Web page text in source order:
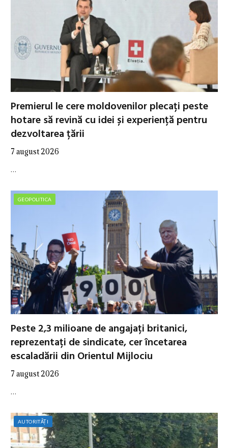
Premierul le cere moldovenilor plecați peste
hotare să revină cu idei și experiență pentru
dezvoltarea țării
7 august 2026
…
GEOPOLITICA
Peste 2,3 milioane de angajați britanici,
reprezentați de sindicate, cer încetarea
escaladării din Orientul Mijlociu
7 august 2026
…
AUTORITĂȚI